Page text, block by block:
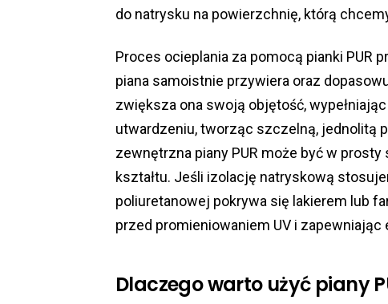
do natrysku na powierzchnię, którą
Proces ocieplania za pomocą pianki PUR
piana samoistnie przywiera oraz
zwiększa ona swoją objętość,
utwardzeniu, tworząc szczelną, jednolitą
zewnętrzna piany PUR może być w
kształtu. Jeśli izolację natryskową
poliuretanowej pokrywa się lakierem lub
przed promieniowaniem UV i
Dlaczego warto użyć piany